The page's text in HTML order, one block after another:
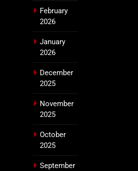
February
2026
January
2026
December
2025
November
2025
October
2025
September